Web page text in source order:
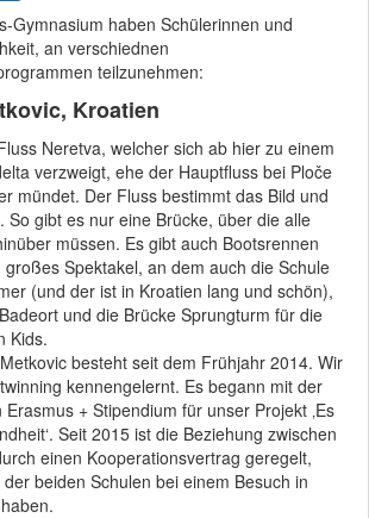
Gymnasium haben Schülerinnen und
an verschiednen
teilzunehmen:
Kroatien
Neretva, welcher sich ab hier zu einem
verzweigt, ehe der Hauptfluss bei Ploče
mündet. Der Fluss bestimmt das Bild und
So gibt es nur eine Brücke, über die alle
müssen. Es gibt auch Bootsrennen
Spektakel, an dem auch die Schule
(und der ist in Kroatien lang und schön),
und die Brücke Sprungturm für die
Kids.
besteht seit dem Frühjahr 2014. Wir
kennengelernt. Es begann mit der
+ Stipendium für unser Projekt ‚Es
Seit 2015 ist die Beziehung zwischen
einen Kooperationsvertrag geregelt,
beiden Schulen bei einem Besuch in